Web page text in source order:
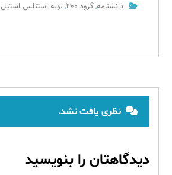
دانشنامه,گروه ۳۰۰ , لوله استنلس استیل
نظری یافت نشد.
دیدگاهتان را بنویسید